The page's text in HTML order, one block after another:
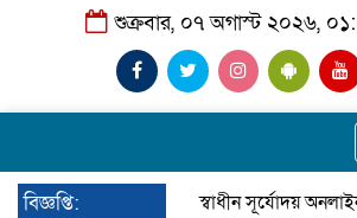
শুক্রবার, ০৭ অগাস্ট ২০২৬,
বিজ্ঞপ্তি: স্বাধীন সূর্যোদয়